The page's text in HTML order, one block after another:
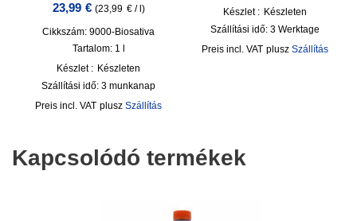
23,99 € (23,99 €/ )
Cikkszám: 9000-Biosativa
Tartalom: 1 l
Készlet : Készleten
Szállítási idő: 3 munkanap
incl. VAT plusz Szállítás
Készlet : Készleten
Szállítási idő: 3 Werktage
incl. VAT plusz Szállítás
Kapcsolódó termékek